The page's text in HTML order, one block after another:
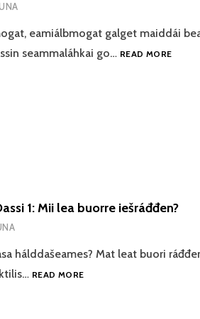
eamiálbmogat galget maiddái
seammaláhkai go… READ MORE
1: Mii lea buorre iešráđđen?
hálddašeames? Mat leat buori
READ MOREIEŠMEARRIDEAMI